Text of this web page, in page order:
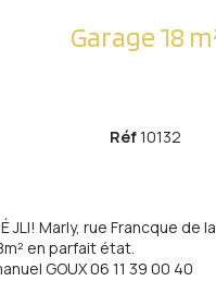
Garage
Réf10132
JLI! Marly, rue Francque de
en parfait état.
GOUX 06 11 39 00 40